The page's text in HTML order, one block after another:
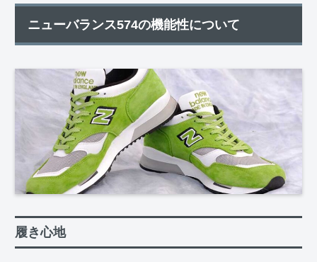
ニューバランス574の機能性について
履き心地